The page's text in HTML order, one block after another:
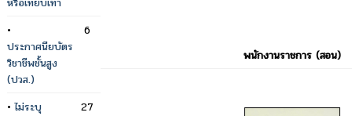
•
ประกาศนียบัตร
วิชาชีพชั้นสูง
(ปวส.)
6
•ไม่ระบุ 27
พนักงานราชการ (สอน)